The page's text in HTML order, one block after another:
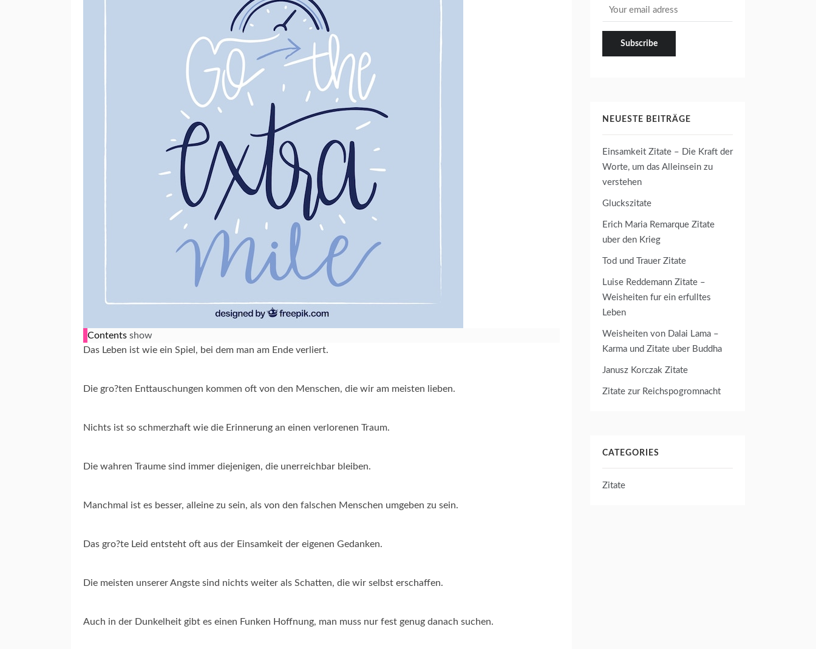
Contents show
Das Leben ist wie ein Spiel, bei dem man am Ende verliert.
Die gro?ten Enttauschungen kommen oft von den Menschen, die wir am meisten lieben.
Nichts ist so schmerzhaft wie die Erinnerung an einen verlorenen Traum.
Die wahren Traume sind immer diejenigen, die unerreichbar bleiben.
Manchmal ist es besser, alleine zu sein, als von den falschen Menschen umgeben zu sein.
Das gro?te Leid entsteht oft aus der Einsamkeit der eigenen Gedanken.
Die meisten unserer Angste sind nichts weiter als Schatten, die wir selbst erschaffen.
Auch in der Dunkelheit gibt es einen Funken Hoffnung, man muss nur fest genug danach suchen.
NEUESTE BEITRÄGE
Einsamkeit Zitate – Die Kraft der
Worte, um das Alleinsein zu
verstehen
Gluckszitate
Erich Maria Remarque Zitate
uber den Krieg
Tod und Trauer Zitate
Luise Reddemann Zitate –
Weisheiten fur ein erfulltes
Leben
Weisheiten von Dalai Lama –
Karma und Zitate uber Buddha
Janusz Korczak Zitate
Zitate zur Reichspogromnacht
CATEGORIES
Zitate